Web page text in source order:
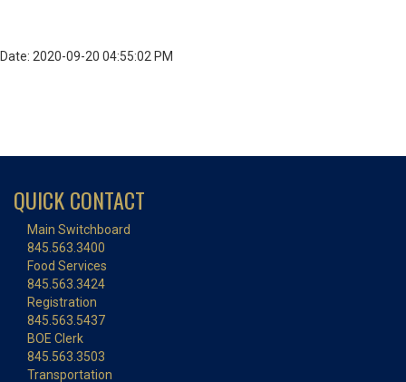
Date: 2020-09-20 04:55:02 PM
QUICK CONTACT
Main Switchboard
845.563.3400
Food Services
845.563.3424
Registration
845.563.5437
BOE Clerk
845.563.3503
Transportation